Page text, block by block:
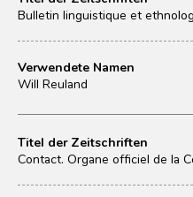
Bulletin linguistique et
Verwendete Namen
Will Reuland
Titel der Zeitschriften
Contact. Organe officiel de la